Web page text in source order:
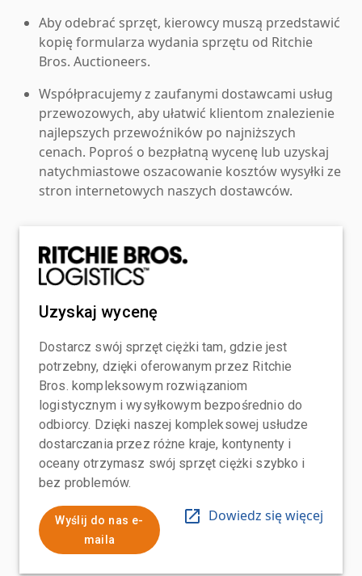
Aby odebrać sprzęt, kierowcy muszą przedstawić
kopię formularza wydania sprzętu od Ritchie
Bros. Auctioneers.
Współpracujemy z zaufanymi dostawcami usług
przewozowych, aby ułatwić klientom znalezienie
najlepszych przewoźników po najniższych
cenach. Poproś o bezpłatną wycenę lub uzyskaj
natychmiastowe oszacowanie kosztów wysyłki ze
stron internetowych naszych dostawców.
Uzyskaj wycenę
Dostarcz swój sprzęt ciężki tam, gdzie jest
potrzebny, dzięki oferowanym przez Ritchie
Bros. kompleksowym rozwiązaniom
logistycznym i wysyłkowym bezpośrednio do
odbiorcy. Dzięki naszej kompleksowej usłudze
dostarczania przez różne kraje, kontynenty i
oceany otrzymasz swój sprzęt ciężki szybko i
bez problemów.
Wyślij do nas e-
maila
Dowiedz się więcej